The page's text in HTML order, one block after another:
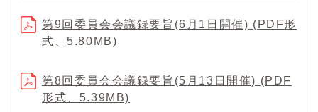
第9回委員会会議録要旨(6月1日開催) (PDF形
式、5.80MB)
第8回委員会会議録要旨(5月13日開催) (PDF
形式、5.39MB)